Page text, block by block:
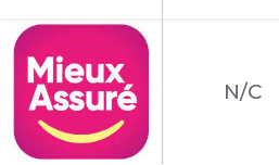
N/C